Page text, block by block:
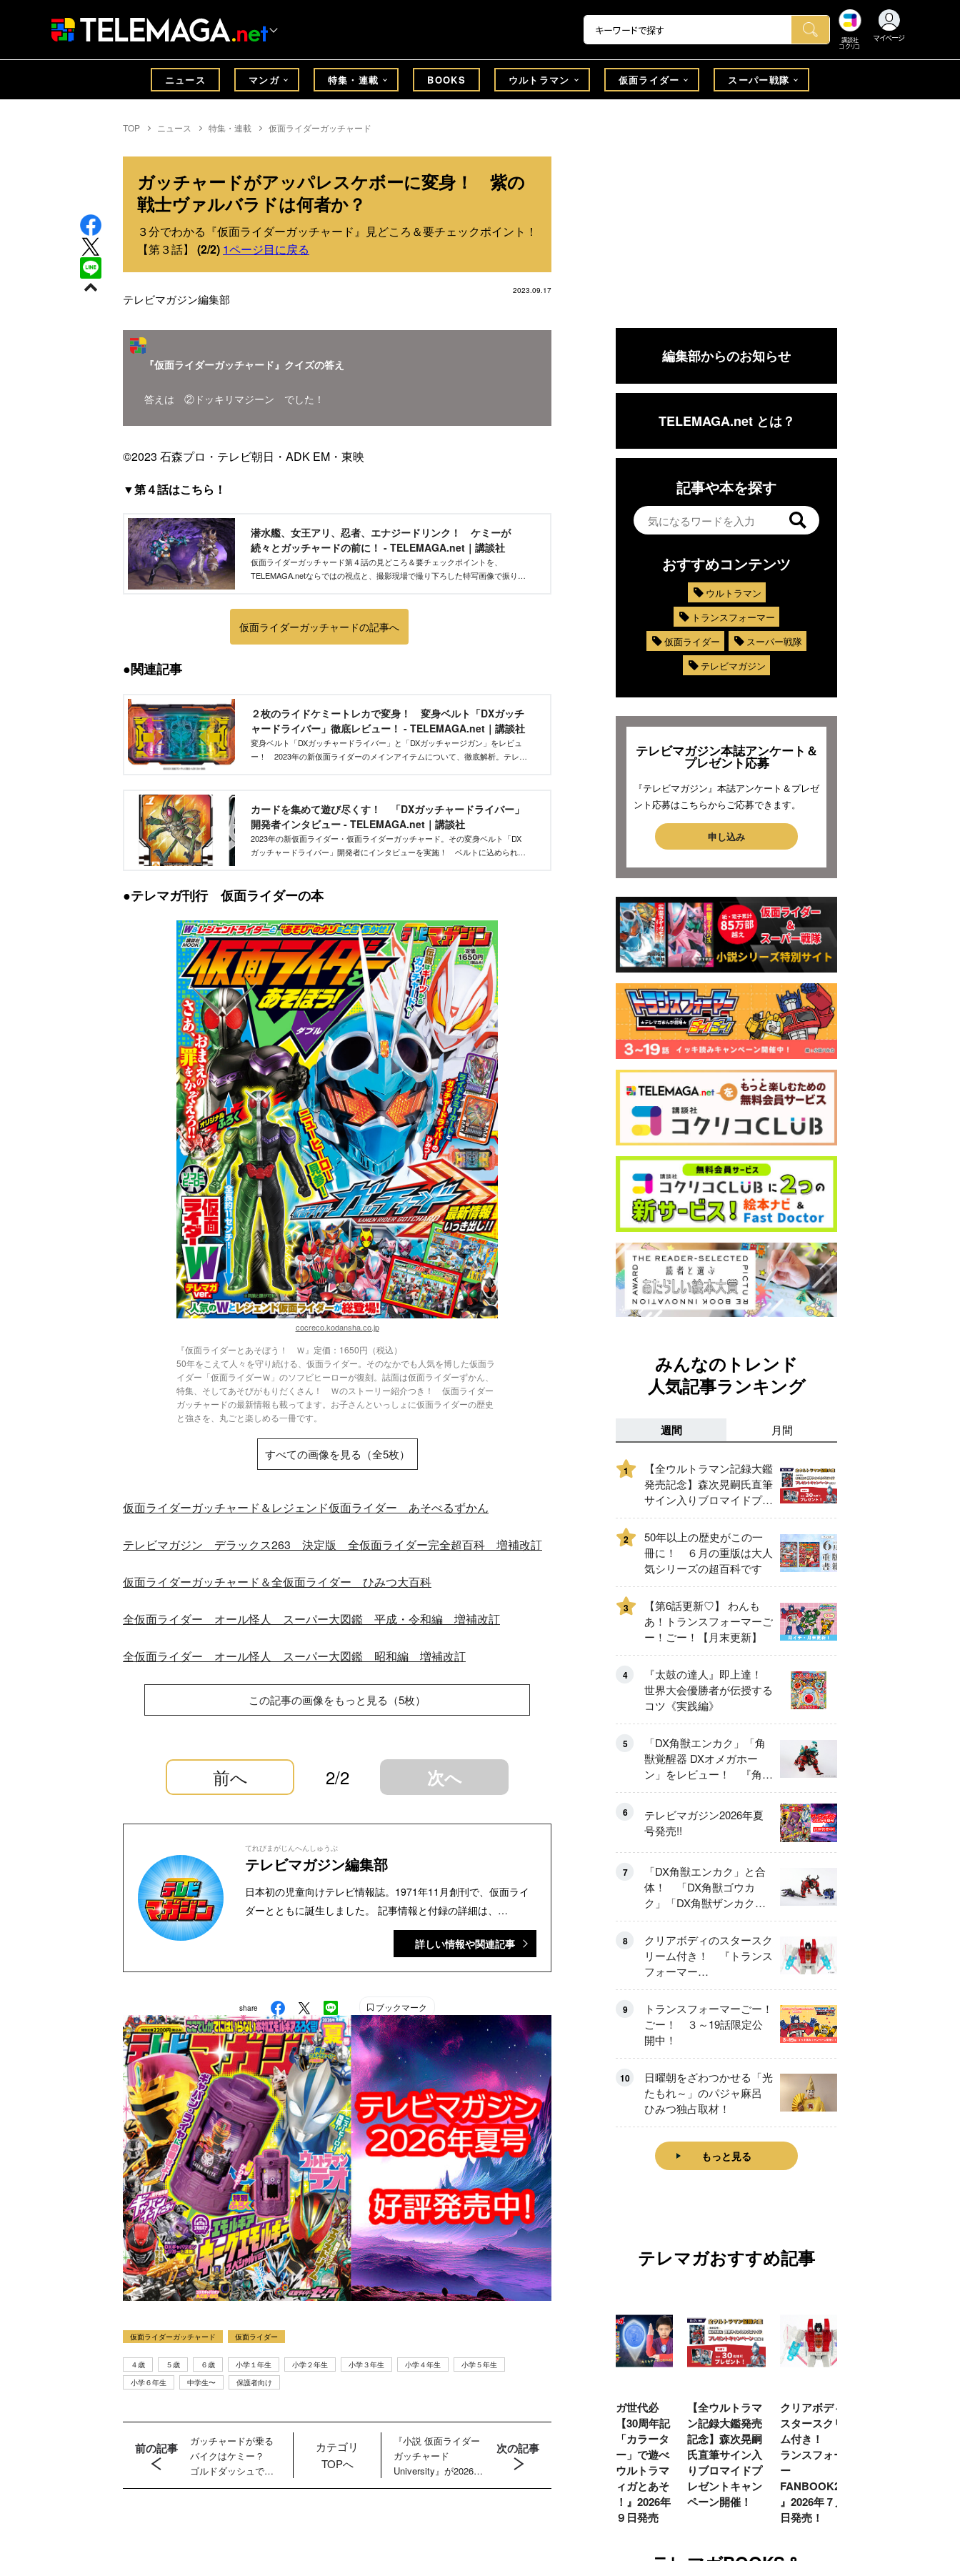
講談社
コクリコ
マイページ
ニュース マンガ 特集・連載 BOOKS ウルトラマン 仮面ライダー スーパー戦隊
TOP ニュース 特集・連載 仮面ライダーガッチャード
ガッチャードがアッパレスケボーに変身！ 紫の
戦士ヴァルバラドは何者か？
３分でわかる『仮面ライダーガッチャード』見どころ＆要チェックポイント！
【第３話】 (2/2) 1ページ目に戻る
2023.09.17
テレビマガジン編集部
『仮面ライダーガッチャード』クイズの答え
答えは ②ドッキリマジーン でした！
©2023 石森プロ・テレビ朝日・ADK EM・東映
▼第４話はこちら！
潜水艦、女王アリ、忍者、エナジードリンク！ ケミーが
続々とガッチャードの前に！ - TELEMAGA.net｜講談社
仮面ライダーガッチャード第４話の見どころ＆要チェックポイントを、
TELEMAGA.netならではの視点と、撮影現場で撮り下ろした特写画像で振り返
仮面ライダーガッチャードの記事へ
●関連記事
２枚のライドケミートレカで変身！ 変身ベルト「DXガッチ
ャードライバー」徹底レビュー！ - TELEMAGA.net｜講談社
変身ベルト「DXガッチャードライバー」と「DXガッチャージガン」をレビュ
ー！ 2023年の新仮面ライダーのメインアイテムについて、徹底解析。テレマ
カードを集めて遊び尽くす！ 「DXガッチャードライバー」
開発者インタビュー - TELEMAGA.net｜講談社
2023年の新仮面ライダー・仮面ライダーガッチャード。その変身ベルト「DX
ガッチャードライバー」開発者にインタビューを実施！ ベルトに込められた
●テレマガ刊行 仮面ライダーの本
cocreco.kodansha.co.jp
『仮面ライダーとあそぼう！ Ｗ』定価：1650円（税込）
50年をこえて人々を守り続ける、仮面ライダー。そのなかでも人気を博した仮面ラ
イダー「仮面ライダーＷ」のソフビヒーローが復刻。誌面は仮面ライダーずかん、
特集、そしてあそびがもりだくさん！ Ｗのストーリー紹介つき！ 仮面ライダー
ガッチャードの最新情報も載ってます。お子さんといっしょに仮面ライダーの歴史
と強さを、丸ごと楽しめる一冊です。
すべての画像を見る（全5枚）
仮面ライダーガッチャード＆レジェンド仮面ライダー あそべるずかん
テレビマガジン デラックス263 決定版 全仮面ライダー完全超百科 増補改訂
仮面ライダーガッチャード＆全仮面ライダー ひみつ大百科
全仮面ライダー オール怪人 スーパー大図鑑 平成・令和編 増補改訂
全仮面ライダー オール怪人 スーパー大図鑑 昭和編 増補改訂
この記事の画像をもっと見る（5枚）
前へ 2/2 次へ
てれびまがじんへんしゅうぶ
テレビマガジン編集部
日本初の児童向けテレビ情報誌。1971年11月創刊で、仮面ライ
ダーとともに誕生しました。 記事情報と付録の詳細は、
YouTubeの『テレビマガジン 公式動画チャンネル』で配信中。
講談社発行の幼年・児童・少年・少女向け雑誌の中では、『なか
@tele_maga Instagram：＠tele_maga
詳しい情報や関連記事
share ブックマーク
仮面ライダーガッチャード 仮面ライダー
４歳 ５歳 ６歳 小学１年生 小学２年生 小学３年生 小学４年生
小学５年生
小学６年生
中学生〜 保護者向け
前の記事
ガッチャードが乗る
バイクはケミー？
ゴルドダッシュで突
っ走る仮面ライダ
カテゴリ
TOPへ
『小説 仮面ライダー
ガッチャード
University』が2026年
３月16日に発売！
次の記事
編集部からのお知らせ
TELEMAGA.net とは？
記事や本を探す
おすすめコンテンツ
ウルトラマン
トランスフォーマー
仮面ライダー
スーパー戦隊
テレビマガジン
テレビマガジン本誌アンケート＆
プレゼント応募
『テレビマガジン』本誌アンケート＆プレゼ
ント応募はこちらからご応募できます。
申し込み
みんなのトレンド
人気記事ランキング
週間 月間
1
【全ウルトラマン記録大鑑
発売記念】森次晃嗣氏直筆
サイン入りブロマイドプレ
ゼントキャンペーン開催！
2
50年以上の歴史がこの一
冊に！ ６月の重版は大人
気シリーズの超百科です
3
【第6話更新♡】 わんも
あ！トランスフォーマーご
ー！ごー！【月末更新】
4
『太鼓の達人』即上達！
世界大会優勝者が伝授する
コツ《実践編》
5
「DX角獣エンカク」「角
獣覚醒器 DXオメガホー
ン」をレビュー！ 『角醒
ハンター オメガホーン』
6
テレビマガジン2026年夏
号発売!!
7
「DX角獣エンカク」と合
体！ 「DX角獣ゴウカ
ク」「DX角獣ザンカク」
をレビュー！
8
クリアボディのスタースク
リーム付き！ 『トランス
フォーマー
FANBOOK2026』2026年
７月31日発売！
9
トランスフォーマーごー！
ごー！ ３～19話限定公
開中！
10
日曜朝をざわつかせる「光
たもれ～」のパジャ麻呂
ひみつ独占取材！
もっと見る
テレマガおすすめ記事
ンスフォーマー
ごー！ごー！
【月イチ更新】
♡】 わんもあ！
トランスフォー
マーごー！ご
ー！【月末更
新】
リーズ60周年記
念！ ウルトラ
セブン＝モロボ
シ・ダンを演じ
た森次晃嗣氏特
生55周年記
念！ 仮面ライ
ダー１号＝本郷
猛を演じた藤岡
弘、氏特別イン
2026年夏号発
ティガ世代必
見！【30周年記
念】「カラータ
イマー」で遊べ
る『ウルトラマ
ンティガとあそ
ぼう！』2026年
７月９日発売
【全ウルトラマ
ン記録大鑑発売
記念】森次晃嗣
氏直筆サイン入
りブロマイドプ
レゼントキャン
ペーン開催！
クリアボディの
スタースクリー
ム付き！ 『ト
ランスフォーマ
ー
FANBOOK2026
』2026年７月31
日発売！